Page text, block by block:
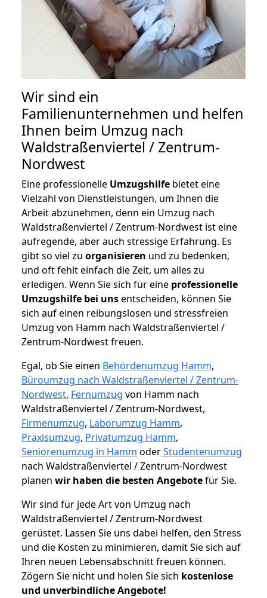
Wir sind ein
Familienunternehmen und helfen
Ihnen beim Umzug nach
Waldstraßenviertel / Zentrum-
Nordwest
Eine professionelle Umzugshilfe bietet eine
Vielzahl von Dienstleistungen, um Ihnen die
Arbeit abzunehmen, denn ein Umzug nach
Waldstraßenviertel / Zentrum-Nordwest ist eine
aufregende, aber auch stressige Erfahrung. Es
gibt so viel zu organisieren und zu bedenken,
und oft fehlt einfach die Zeit, um alles zu
erledigen. Wenn Sie sich für eine professionelle
Umzugshilfe bei unsentscheiden, können Sie
sich auf einen reibungslosen und stressfreien
Umzug von Hamm nach Waldstraßenviertel /
Zentrum-Nordwest freuen.
Egal, ob Sie einen Behördenumzug Hamm,
Büroumzug nach Waldstraßenviertel / Zentrum-
Nordwest, Fernumzug von Hamm nach
Waldstraßenviertel / Zentrum-Nordwest,
Firmenumzug, Laborumzug Hamm,
Praxisumzug, Privatumzug Hamm,
Seniorenumzug in Hamm oderStudentenumzug
nach Waldstraßenviertel / Zentrum-Nordwest
planen wir haben die besten Angebotefür Sie.
Wir sind für jede Art von Umzug nach
Waldstraßenviertel / Zentrum-Nordwest
gerüstet. Lassen Sie uns dabei helfen, den Stress
und die Kosten zu minimieren, damit Sie sich auf
Ihren neuen Lebensabschnitt freuen können.
Zögern Sie nicht und holen Sie sich kostenlose
und unverbindliche Angebote!